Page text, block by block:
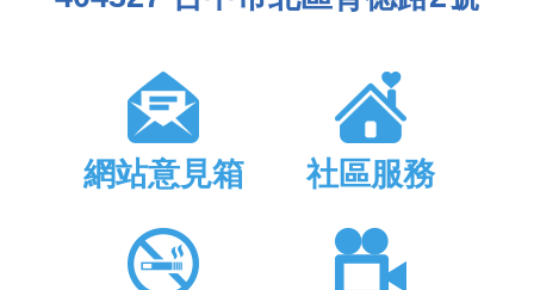
網站意見箱 社區服務